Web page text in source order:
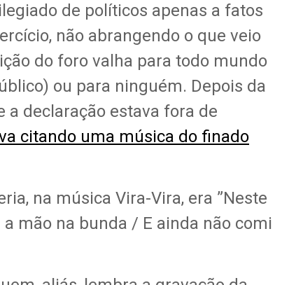
de políticos apenas a fatos
não abrangendo o que veio
do foro valha para todo mundo
ou para ninguém. Depois da
a declaração estava fora de
citando uma música do finado
na música Vira-Vira, era ”Neste
mão na bunda / E ainda não comi